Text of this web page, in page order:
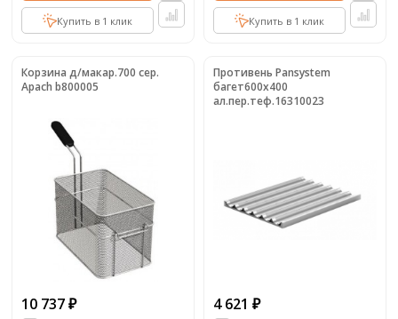
Купить в 1 клик Купить в 1 клик
Корзина д/макар.700 сер.
Apach b800005
10 737 ₽
Противень Pansystem
багет600x400
ал.пер.теф.16310023
4 621 ₽